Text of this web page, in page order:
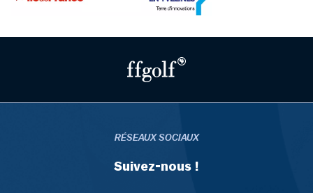
RÉSEAUX SOCIAUX
Suivez-nous !